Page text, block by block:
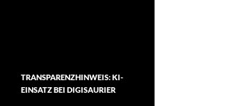
TRANSPARENZHINWEIS: KI-
EINSATZ BEI DIGISAURIER